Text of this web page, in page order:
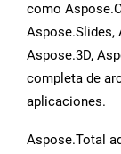
como
Aspose.Slides,
Aspose.3D,
completa de
aplicaciones.
Aspose.Total